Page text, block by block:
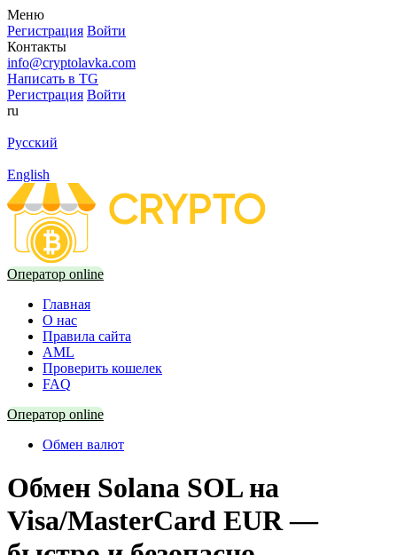
Меню
Регистрация Войти
Контакты
info@cryptolavka.com
Написать в TG
Регистрация Войти
ru
Русский
English
Оператор online
Главная
О нас
Правила сайта
AML
Проверить кошелек
FAQ
Оператор online
Обмен валют
Обмен Solana SOL на
Visa/MasterCard EUR —